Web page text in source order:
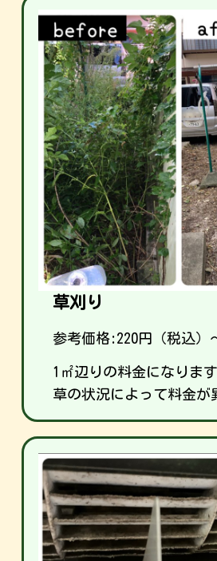
草刈り
参考価格:220円（税込）
1㎡辺りの料金になります
草の状況によって料金が